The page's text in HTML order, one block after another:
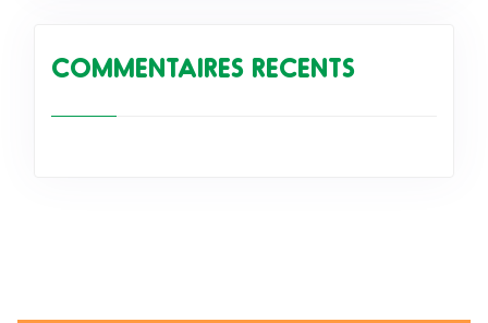
COMMENTAIRES RECENTS